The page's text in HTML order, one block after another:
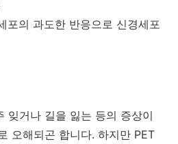
포의 과도한 반응으로 신경세포
잊거나 길을 잃는 등의 증상이
오해되곤 합니다. 하지만 PET